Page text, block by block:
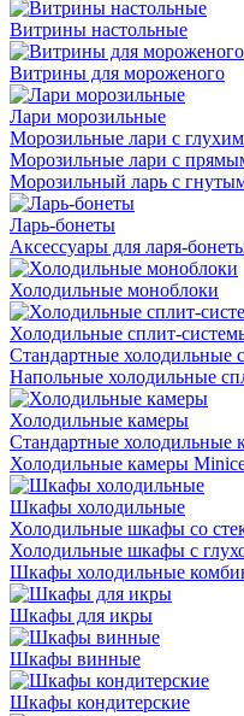
Витрины настольные
Витрины для мороженого
Лари морозильные
Морозильные лари с
Морозильные лари с
Морозильный ларь с
Ларь-бонеты
Аксессуары для ларя-
Холодильные моноблоки
Холодильные сплит-
Стандартные холодильные
Напольные холодильные
Холодильные камеры
Стандартные холодильные
Холодильные камеры
Шкафы холодильные
Холодильные шкафы со
Холодильные шкафы с
Шкафы холодильные
Шкафы для икры
Шкафы винные
Шкафы кондитерские